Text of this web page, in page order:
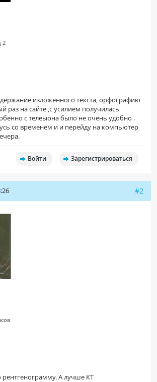
2
изложенного текста, орфографию
раз на сайте ,с усилием получилась
с телеыона было не очень удобно .
со временем и и перейду на компьютер
Войти Зарегистрироваться
#2
А лучше КТ